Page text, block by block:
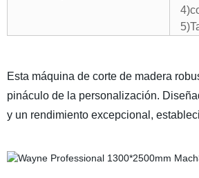
Esta máquina de corte de madera
pináculo de la personalización.
y un rendimiento excepcional,